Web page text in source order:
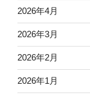
2026年4月
2026年3月
2026年2月
2026年1月